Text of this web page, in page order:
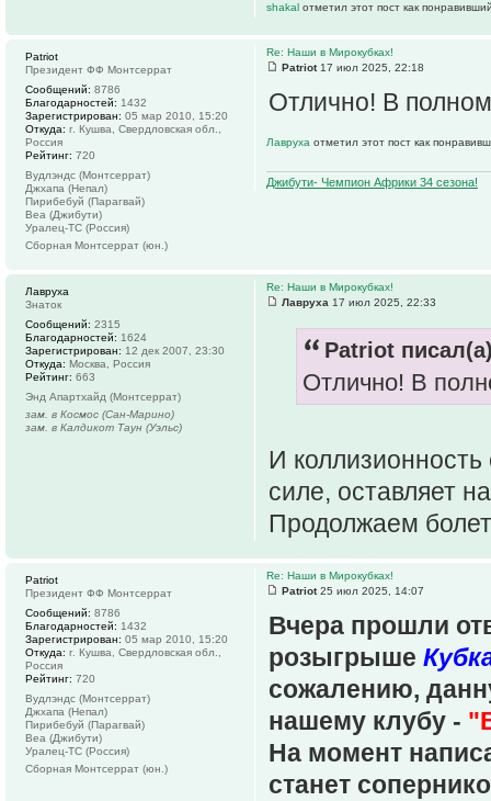
shakal отметил этот пост как
Re: Наши в Мирокубках!
Patriot17 июл 2025, 22:18
Отлично! В
Лавруха отметил этот пост как
Джибути- Чемпион Африки 34 сезона!
Patriot
Президент ФФ Монтсеррат
Сообщений: 8786
Благодарностей: 1432
Зарегистрирован: 05 мар 2010, 15:20
Откуда: г. Кушва, Свердловская обл.,
Россия
Рейтинг: 720
Вудлэндс (Монтсеррат)
Джхапа (Непал)
Пирибебуй (Парагвай)
Веа (Джибути)
Уралец-ТС (Россия)
Сборная Монтсеррат (юн.)
Re: Наши в Мирокубках!
Лавруха 17 июл 2025, 22:33
Patriot
Отлично! В
И
силе, оставляет
Продолжаем
Лавруха
Знаток
Сообщений: 2315
Благодарностей: 1624
Зарегистрирован: 12 дек 2007, 23:30
Откуда: Москва, Россия
Рейтинг: 663
Энд Апартхайд (Монтсеррат)
зам. в Космос (Сан-Марино)
зам. в Калдикот Таун (Уэльс)
Re: Наши в Мирокубках!
Patriot25 июл 2025, 14:07
Вчера прошли
розыгрыше
сожалению,
нашему клубу -
На момент
станет
Patriot
Президент ФФ Монтсеррат
Сообщений: 8786
Благодарностей: 1432
Зарегистрирован: 05 мар 2010, 15:20
Откуда: г. Кушва, Свердловская обл.,
Россия
Рейтинг: 720
Вудлэндс (Монтсеррат)
Джхапа (Непал)
Пирибебуй (Парагвай)
Веа (Джибути)
Уралец-ТС (Россия)
Сборная Монтсеррат (юн.)